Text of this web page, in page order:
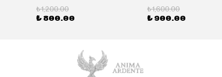
₺ 1,200.00
₺ 800.00
₺ 1,600.00
₺ 900.00